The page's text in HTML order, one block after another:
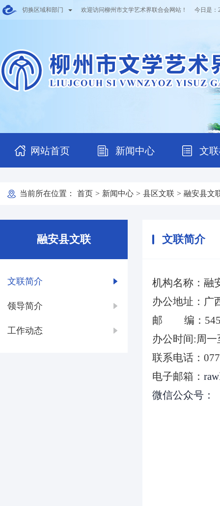
切换区域和部门 欢迎访问柳州市文学艺术界联合会网站！ 今日是：
网站首页 新闻中心 文
当前所在位置： 首页 > 新闻中心 > 县区文联 > 融安县文
融安县文联
文联简介
领导简介
工作动态
文联简介
机构名称：融
办公地址：广
邮
编：
办公时间:周
联系电话：
电子邮箱：
微信公众号：